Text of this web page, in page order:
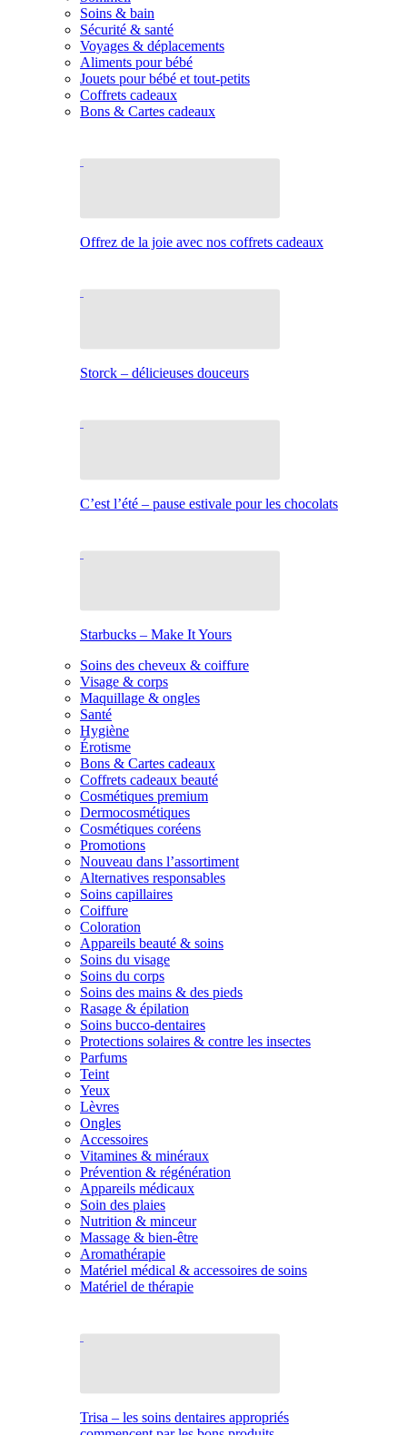
Soins & bain
Sécurité & santé
Voyages & déplacements
Aliments pour bébé
Jouets pour bébé et tout-petits
Coffrets cadeaux
Bons & Cartes cadeaux
Offrez de la joie avec nos coffrets cadeaux
Storck – délicieuses douceurs
C’est l’été – pause estivale pour les chocolats
Starbucks – Make It Yours
Soins des cheveux & coiffure
Visage & corps
Maquillage & ongles
Santé
Hygiène
Érotisme
Bons & Cartes cadeaux
Coffrets cadeaux beauté
Cosmétiques premium
Dermocosmétiques
Cosmétiques coréens
Promotions
Nouveau dans l’assortiment
Alternatives responsables
Soins capillaires
Coiffure
Coloration
Appareils beauté & soins
Soins du visage
Soins du corps
Soins des mains & des pieds
Rasage & épilation
Soins bucco-dentaires
Protections solaires & contre les insectes
Parfums
Teint
Yeux
Lèvres
Ongles
Accessoires
Vitamines & minéraux
Prévention & régénération
Appareils médicaux
Soin des plaies
Nutrition & minceur
Massage & bien-être
Aromathérapie
Matériel médical & accessoires de soins
Matériel de thérapie
Trisa – les soins dentaires appropriés